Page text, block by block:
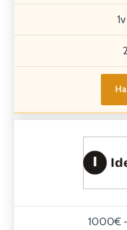
1000€